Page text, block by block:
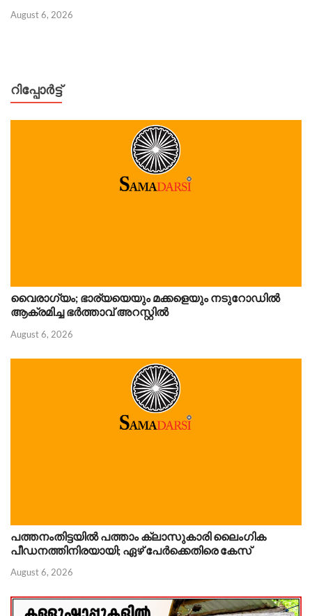
August 6, 2026
റിപ്പോര്‍ട്ട്
വൈരാഗ്യം; ഭാര്യയെയും മക്കളെയും നടുറോഡിൽ
ആക്രമിച്ച ഭർത്താവ് അറസ്റ്റിൽ
August 6, 2026
പത്തനംതിട്ടയിൽ പത്താം ക്ലാസുകാരി ലൈംഗിക
പീഡനത്തിനിരയായി; ഏഴ് പേർക്കെതിരെ കേസ്
August 6, 2026